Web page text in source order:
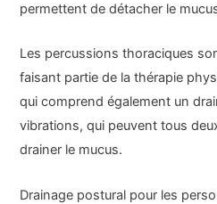
permettent de détacher le
Les percussions thoraciques
faisant partie de la thérapie
qui comprend également un
vibrations, qui peuvent tous
drainer le mucus.
Drainage postural pour les